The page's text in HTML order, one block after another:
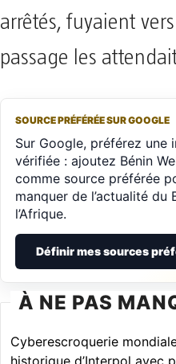
arrêtés, fuyaient
passage les
SOURCE PRÉFÉRÉE SUR GOOGLE
Sur Google, préférez une
vérifiée : ajoutez Bénin
comme source préférée
manquer de l’actualité du
l’Afrique.
Définir mes sources
À NE PAS
Cyberescroquerie